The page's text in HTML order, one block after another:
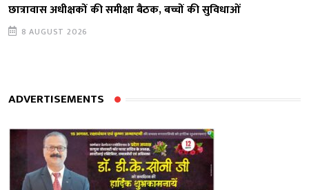
छात्रावास अधीक्षकों की समीक्षा बैठक, बच्चों की सुविधाओं
8 AUGUST 2026
ADVERTISEMENTS